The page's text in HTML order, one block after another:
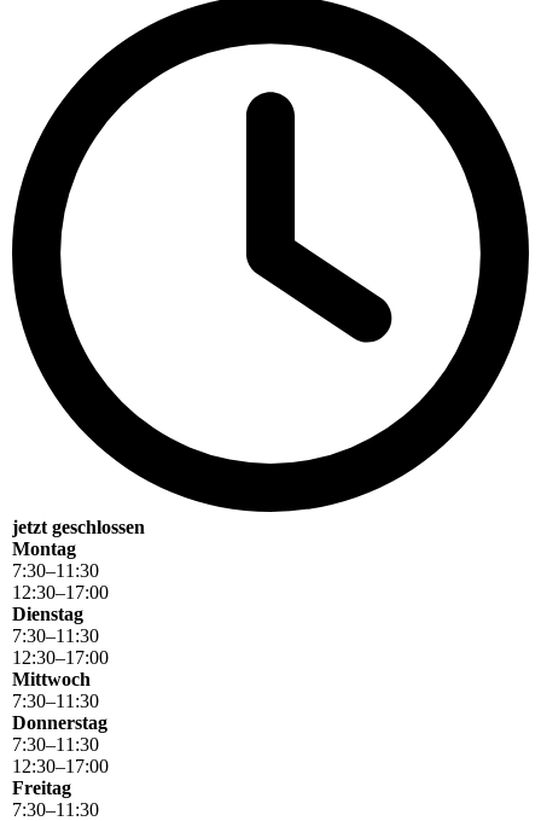
jetzt geschlossen
Montag
7:30–11 :30
12:30–17:00
Dienstag
7:30–11 :30
12:30–17:00
Mittwoch
7:30–11 :30
Donnerstag
7:30–11 :30
12:30–17:00
Freitag
7:30–11 :30